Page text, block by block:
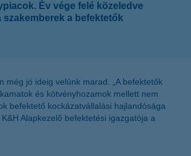
K&H SZÉP Kártya
K&H e-kártyafelület
Év vége felé közeledve
a befektetők
jó ideig velünk marad. „A befektetők
és kötvényhozamok mellett nem
befektető kockázatvállalási hajlandósága
Alapkezelő befektetési igazgatója a